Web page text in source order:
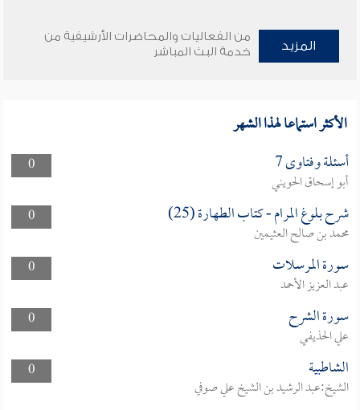
المزيد
من الفعاليات والمحاضرات الأرشيفية من
خدمة البث المباشر
الأكثر استماعا لهذا الشهر
0 أسئلة وفتاوى 7
أبو إسحاق الحويني
0
شرح بلوغ المرام - كتاب الطهارة (25)
محمد بن صالح العثيمين
0
سورة المرسلات
عبد العزيز الأحمد
0
سورة الشرح
علي الحذيفي
0
الشاطبية
الشيخ:عبد الرشيد بن الشيخ علي صوفي